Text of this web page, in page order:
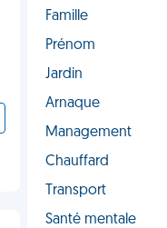
Famille
Prénom
Jardin
Arnaque
Management
Chauffard
Transport
Santé mentale